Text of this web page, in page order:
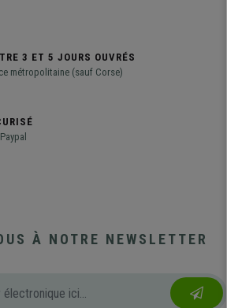
3 ET 5 JOURS OUVRÉS
métropolitaine (sauf Corse)
À NOTRE NEWSLETTER